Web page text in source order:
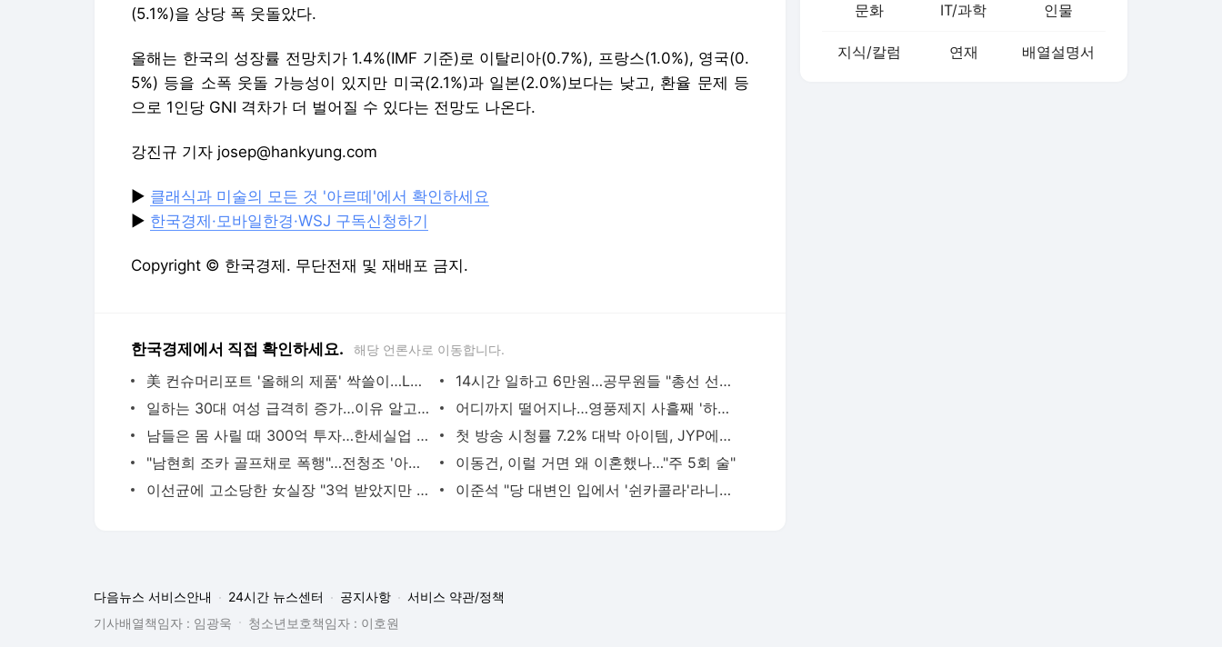
(5.1%)을 상당 폭 웃돌았다.
올해는 한국의 성장률 전망치가 1.4%(IMF 기준)로 이탈리아(0.7%), 프랑스(1.0%), 영국(0.
5%) 등을 소폭 웃돌 가능성이 있지만 미국(2.1%)과 일본(2.0%)보다는 낮고, 환율 문제 등
으로 1인당 GNI 격차가 더 벌어질 수 있다는 전망도 나온다.
강진규 기자 josep@hankyung.com
▶ 클래식과 미술의 모든 것 '아르떼'에서 확인하세요
▶ 한국경제·모바일한경·WSJ 구독신청하기
Copyright © 한국경제. 무단전재 및 재배포 금지.
한국경제에서 직접 확인하세요. 해당 언론사로 이동합니다.
美 컨슈머리포트 '올해의 제품' 싹쓸이…LG전자 제품 보니
14시간 일하고 6만원…공무원들 "총선 선거사무 안 해"
일하는 30대 여성 급격히 증가…이유 알고보니
어디까지 떨어지나…영풍제지 사흘째 '하한가' 직행
남들은 몸 사릴 때 300억 투자…한세실업 '신의 한 수'[한경제의 신선한 경제]
첫 방송 시청률 7.2% 대박 아이템, JYP에서 KBS로 넘어간 이유
"남현희 조카 골프채로 폭행"…전청조 '아동학대' 혐의 입건
이동건, 이럴 거면 왜 이혼했나…"주 5회 술"
이선균에 고소당한 女실장 "3억 받았지만 나도 협박당해"
이준석 "당 대변인 입에서 '쉰카콜라'라니…말이 되냐"
문화 IT/과학 인물
지식/칼럼 연재 배열설명서
다음뉴스 서비스안내 24시간 뉴스센터 공지사항
서비스 약관/정책
기사배열책임자 : 임광욱
청소년보호책임자 : 이호원